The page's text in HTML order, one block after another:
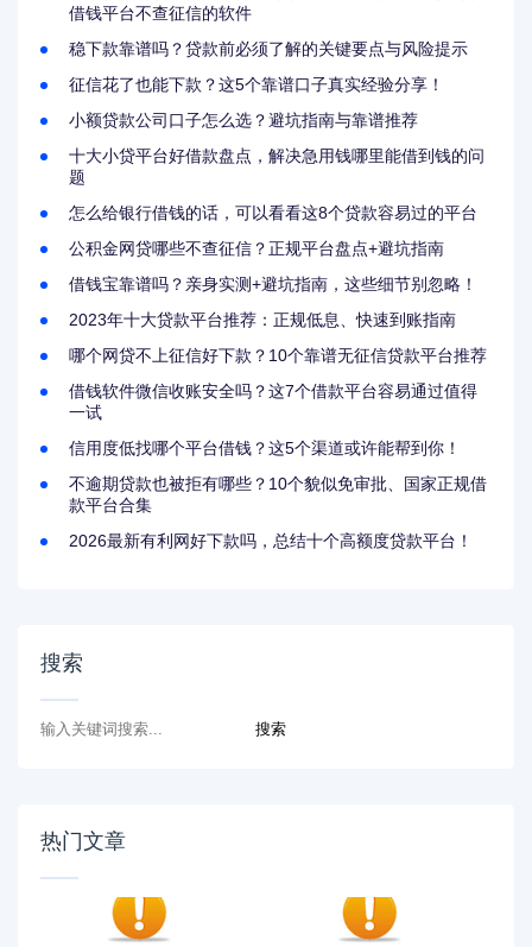
借钱平台不查征信的软件
稳下款靠谱吗？贷款前必须了解的关键要点与风险提示
征信花了也能下款？这5个靠谱口子真实经验分享！
小额贷款公司口子怎么选？避坑指南与靠谱推荐
十大小贷平台好借款盘点，解决急用钱哪里能借到钱的问
题
怎么给银行借钱的话，可以看看这8个贷款容易过的平台
公积金网贷哪些不查征信？正规平台盘点+避坑指南
借钱宝靠谱吗？亲身实测+避坑指南，这些细节别忽略！
2023年十大贷款平台推荐：正规低息、快速到账指南
哪个网贷不上征信好下款？10个靠谱无征信贷款平台推荐
借钱软件微信收账安全吗？这7个借款平台容易通过值得
一试
信用度低找哪个平台借钱？这5个渠道或许能帮到你！
不逾期贷款也被拒有哪些？10个貌似免审批、国家正规借
款平台合集
2026最新有利网好下款吗，总结十个高额度贷款平台！
搜索
热门文章